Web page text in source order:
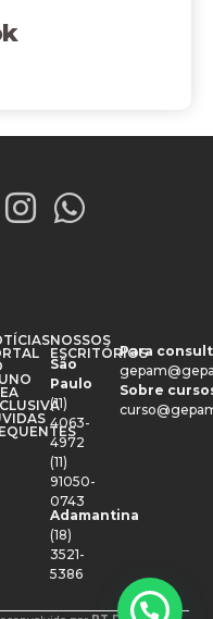
NOSSOS
ESCRITÓRIOS
São
Paulo
(11)
4063-
4972
(11)
91050-
0743
Adamantina
(18)
3521-
5386
Para
Sobre